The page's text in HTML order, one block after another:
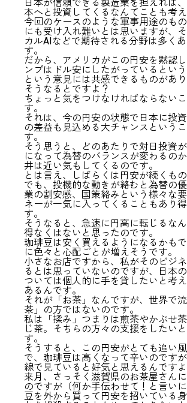
日本が信頼できる製造業を担えれば
本へと投資してくるなんてことも考え
今回のケースのような軍事用途のも
にも受け入れ難いとは思いますが、
カルAIなどで期待される分野は多く
す。
だから、アメリカがこの円安を黙認
ンプはドル安にしたがっているという
という意見には共感できるものがあり
そうなるとですよ？
ちょっと気をつけなければならない
す。
それは、今の円安の状態で日本に投
の差益も見込める大チャンスという
す。
そう思うと、どのあたりで対日投資
になって為替のバランスが変わるの
井は近い気もしてくるのです。
とは言え、しばらくは円安が続くもの
でも、投機的な動きが絡むと為替の
業の割安感、国策絡みという様々な
ネーが一気に入ってくることもあり
す。
そうなると、急速に円高に転じるな
得なくはないと思ったのです。
珈琲豆は安く買えるようになるかも
に色々と心配ごとが増えそうです。
小さなお店ですから、私がそのビジ
るとは思っていないのですが、日本
ついては個人的に手を貸したいと考
あるんです。
それが「お茶」なんですが、世界で
茶」の方ではないのです。
私は「揉み」つまりは煎茶やかぶせ
じ茶。そちらの方々の支援をしたい
す。
そうすると、この円安がとても追い
で、珈琲豆は高くなって辛いのです
線で見ていると好気と思えるんですよ
来月、さっそく滋賀県のお茶屋さん
のですが（何か手伝わせて！と言い
豆を外から買って円安を招いている